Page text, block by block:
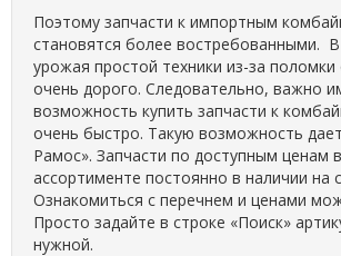
Поэтому запчасти к импортным
становятся более востребованными. В
урожая простой техники из-за поломки
очень дорого. Следовательно, важно
возможность купить запчасти к
очень быстро. Такую возможность
Рамос». Запчасти по доступным ценам
ассортименте постоянно в наличии на
Ознакомиться с перечнем и ценами
Просто задайте в строке «Поиск»
нужной.